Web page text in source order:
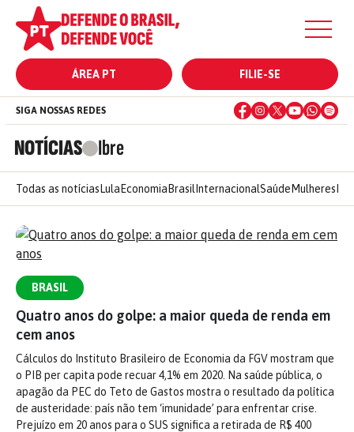
ÁREA PT FILIE-SE
NOTÍCIAS Ibre
SIGA NOSSAS REDES
Todas as notícias Lula Economia Brasil InternacionalSaúde Mulheres
BRASIL
Quatro anos do golpe: a maior queda de renda em
cem anos
Cálculos do Instituto Brasileiro de Economia da FGV mostram que
o PIB per capita pode recuar 4,1% em 2020. Na saúde pública, o
apagão da PEC do Teto de Gastos mostra o resultado da política
de austeridade: país não tem ‘imunidade’ para enfrentar crise.
Prejuízo em 20 anos para o SUS significa a retirada de R$ 400